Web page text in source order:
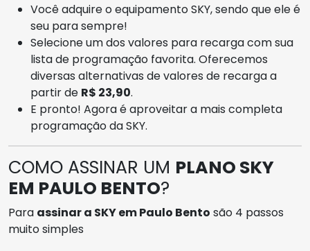
Você adquire o equipamento SKY, sendo que ele é
seu para sempre!
Selecione um dos valores para recarga com sua
lista de programação favorita. Oferecemos
diversas alternativas de valores de recarga a
partir de R$ 23,90.
E pronto! Agora é aproveitar a mais completa
programação da SKY.
COMO ASSINAR UM PLANO SKY
EM PAULO BENTO?
Para assinar a SKY em Paulo Bento são 4 passos
muito simples